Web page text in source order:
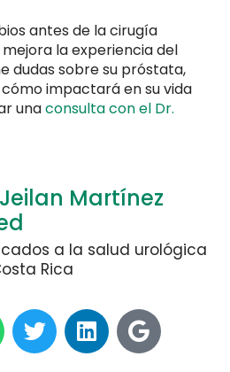
antes de la cirugía
la experiencia del
dudas sobre su próstata,
cómo impactará en su vida
unaconsulta con el Dr.
Martínez
a la salud urológica
Rica